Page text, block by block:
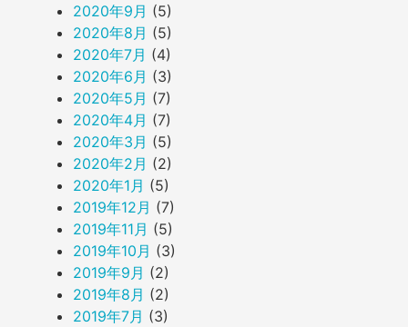
2020年9月 (5)
2020年8月 (5)
2020年7月 (4)
2020年6月 (3)
2020年5月 (7)
2020年4月 (7)
2020年3月 (5)
2020年2月 (2)
2020年1月 (5)
2019年12月 (7)
2019年11月 (5)
2019年10月 (3)
2019年9月 (2)
2019年8月 (2)
2019年7月 (3)